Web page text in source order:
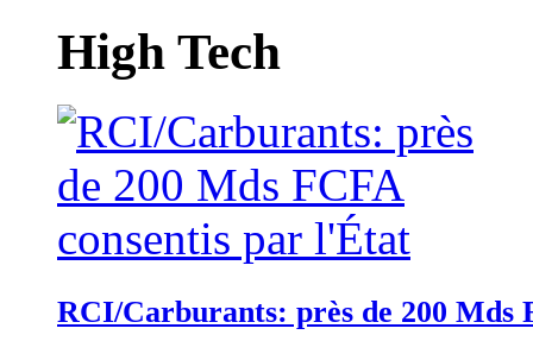
High Tech
RCI/Carburants: près de 200 Mds